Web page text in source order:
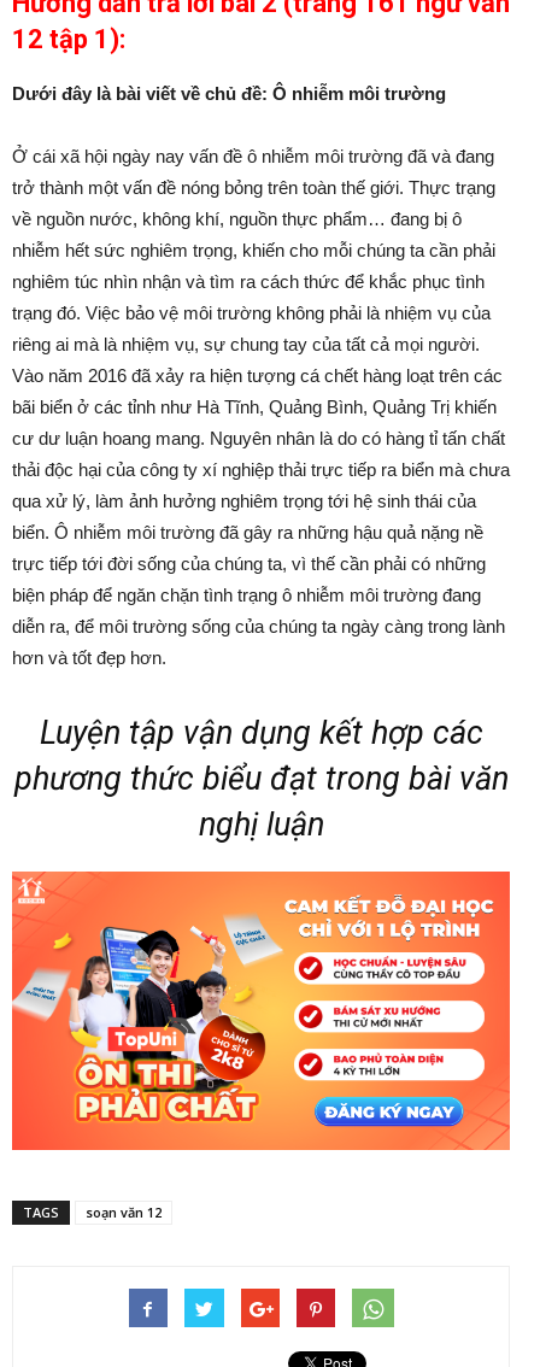
12 tập 1):
Dưới đây là bài viết về chủ đề: Ô nhiễm môi trường
Ở cái xã hội ngày nay vấn đề ô nhiễm môi trường đã và đang
trở thành một vấn đề nóng bỏng trên toàn thế giới. Thực trạng
về nguồn nước, không khí, nguồn thực phẩm… đang bị ô
nhiễm hết sức nghiêm trọng, khiến cho mỗi chúng ta cần phải
nghiêm túc nhìn nhận và tìm ra cách thức để khắc phục tình
trạng đó. Việc bảo vệ môi trường không phải là nhiệm vụ của
riêng ai mà là nhiệm vụ, sự chung tay của tất cả mọi người.
Vào năm 2016 đã xảy ra hiện tượng cá chết hàng loạt trên các
bãi biển ở các tỉnh như Hà Tĩnh, Quảng Bình, Quảng Trị khiến
cư dư luận hoang mang. Nguyên nhân là do có hàng tỉ tấn chất
thải độc hại của công ty xí nghiệp thải trực tiếp ra biển mà chưa
qua xử lý, làm ảnh hưởng nghiêm trọng tới hệ sinh thái của
biển. Ô nhiễm môi trường đã gây ra những hậu quả nặng nề
trực tiếp tới đời sống của chúng ta, vì thế cần phải có những
biện pháp để ngăn chặn tình trạng ô nhiễm môi trường đang
diễn ra, để môi trường sống của chúng ta ngày càng trong lành
hơn và tốt đẹp hơn.
Luyện tập vận dụng kết hợp các
phương thức biểu đạt trong bài văn
nghị luận
TAGS soạn văn 12